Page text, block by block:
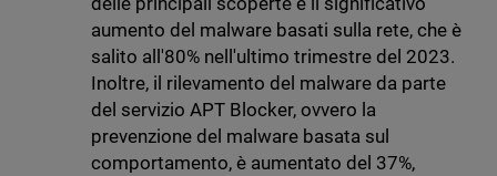
aumento del malware basati sulla rete, che è
salito all'80% nell'ultimo trimestre del 2023.
Inoltre, il rilevamento del malware da parte
del servizio APT Blocker, ovvero la
prevenzione del malware basata sul
comportamento, è aumentato del 37%,